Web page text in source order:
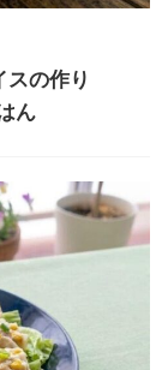
スの作り
ん